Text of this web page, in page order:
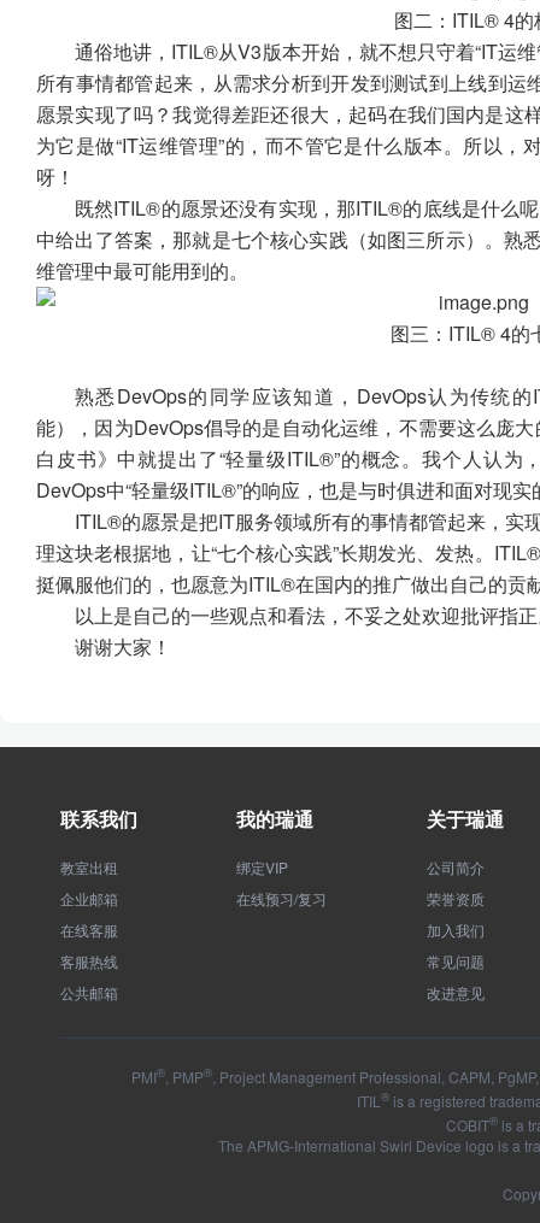
图二：ITIL® 4的
通俗地讲，ITIL®从V3版本开始，就不想只守着“IT运
所有事情都管起来，从需求分析到开发到测试到上线到
愿景实现了吗？我觉得差距还很大，起码在我们国内是
为它是做“IT运维管理”的，而不管它是什么版本。所以
呀！
既然ITIL®的愿景还没有实现，那ITIL®的底线是什么
中给出了答案，那就是七个核心实践（如图三所示）。熟
维管理中最可能用到的。
图三：ITIL® 4的
熟悉DevOps的同学应该知道，DevOps认为传统
能），因为DevOps倡导的是自动化运维，不需要这么庞
白皮书》中就提出了“轻量级ITIL®”的概念。我个人认为
DevOps中“轻量级ITIL®”的响应，也是与时俱进和面对现实
ITIL®的愿景是把IT服务领域所有的事情都管起来，实
理这块老根据地，让“七个核心实践”长期发光、发热。
挺佩服他们的，也愿意为ITIL®在国内的推广做出自己的贡
以上是自己的一些观点和看法，不妥之处欢迎批评指
谢谢大家！
联系我们
教室出租
企业邮箱
在线客服
客服热线
公共邮箱
我的瑞通
绑定VIP
在线预习/复习
关于瑞通
公司简介
荣誉资质
加入我们
常见问题
改进意见
PMI® , PMP® , Project Management Professional, CAPM,
ITIL ®is a registered
COBIT® is a
The APMG-International Swirl Device logo is a